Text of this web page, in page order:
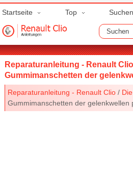
Startseite Top Suchen
Reparaturanleitung - Renault
Gummimanschetten der
Reparaturanleitung - Renault Clio /
Gummimanschetten der gelenkwellen